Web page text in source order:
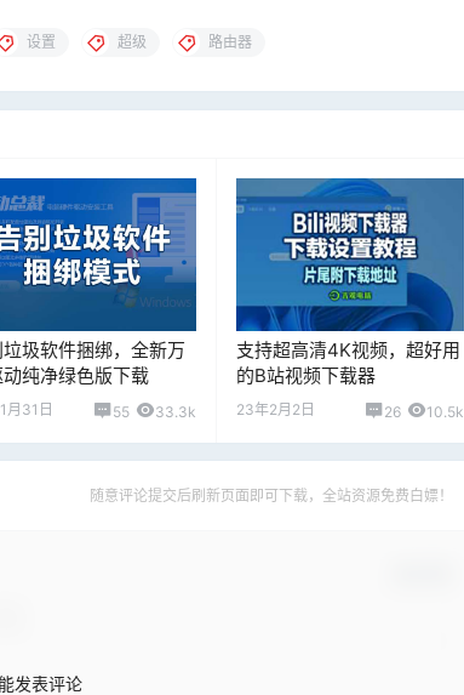
设置 超级 路由器
垃圾软件捆绑，全新万
动纯净绿色版下载
月31日 55 33.3k
支持超高清4K视频，超好用
的B站视频下载器
23年2月2日 26 10.5k
随意评论提交后刷新页面即可下载，全站资源免费白嫖！
发表评论